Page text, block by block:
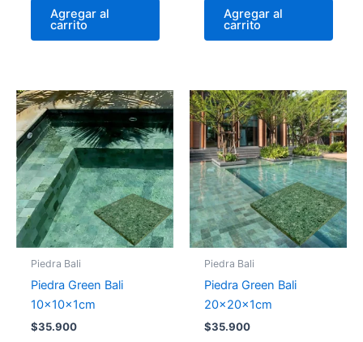
Agregar al
carrito
Agregar al
carrito
Piedra Bali
Piedra Green Bali
10x10x1cm
$35.900
Piedra Bali
Piedra Green Bali
20x20x1cm
$35.900